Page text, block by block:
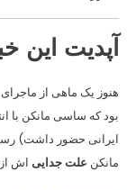
آپدیت این
هنوز یک ماهی از
بود که ساسی مانکن با
ایرانی حضور داشت)
مانکن علت جدایی اش از